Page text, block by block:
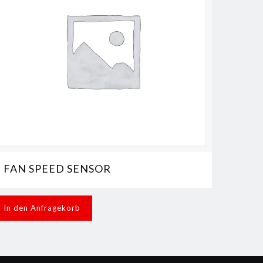
FAN SPEED SENSOR
In den Anfragekorb